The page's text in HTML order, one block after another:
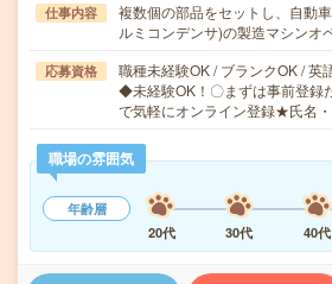
仕事内容
複数個の部品をセットし、自動
ルミコンデンサ)の製造マシン
応募資格
職種未経験OK / ブランクOK / 英
◆未経験OK！〇まずは事前登録
で気軽にオンライン登録★氏名
職場の雰囲気
年齢層
20代
30代 40代